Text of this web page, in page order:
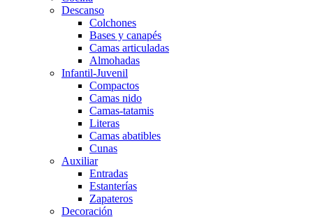
Descanso
Colchones
Bases y canapés
Camas articuladas
Almohadas
Infantil-Juvenil
Compactos
Camas nido
Camas-tatamis
Literas
Camas abatibles
Cunas
Auxiliar
Entradas
Estanterías
Zapateros
Decoración